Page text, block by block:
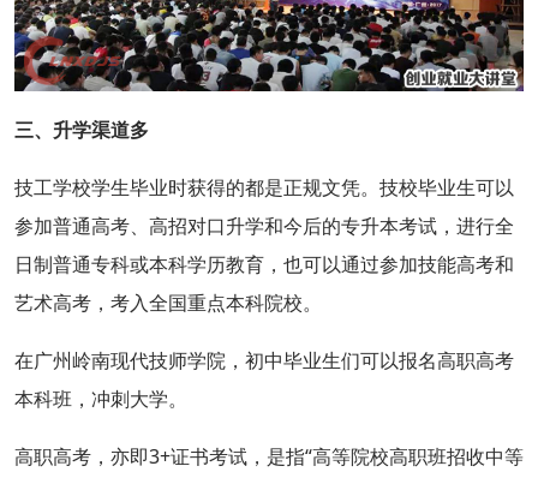
三、升学渠道多
技工学校学生毕业时获得的都是正规文凭。技校毕业生可以
参加普通高考、高招对口升学和今后的专升本考试，进行全
日制普通专科或本科学历教育，也可以通过参加技能高考和
艺术高考，考入全国重点本科院校。
在广州岭南现代技师学院，初中毕业生们可以报名高职高考
本科班，冲刺大学。
高职高考，亦即3+证书考试，是指“高等院校高职班招收中等